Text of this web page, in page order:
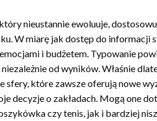
nieustannie ewoluuje,
W miarę jak dostęp do informacji
i budżetem. Typowanie
od wyników. Właśnie
sfery, które zawsze oferują nowe
decyzje o zakładach. Mogą one
czy tenis, jak i bardziej